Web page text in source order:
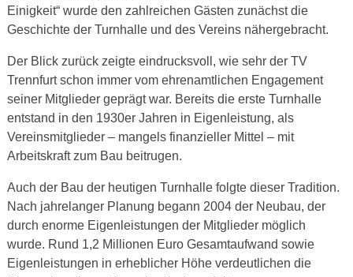
Einigkeit“ wurde den zahlreichen Gästen zunächst die
Geschichte der Turnhalle und des Vereins nähergebracht.
Der Blick zurück zeigte eindrucksvoll, wie sehr der TV
Trennfurt schon immer vom ehrenamtlichen Engagement
seiner Mitglieder geprägt war. Bereits die erste Turnhalle
entstand in den 1930er Jahren in Eigenleistung, als
Vereinsmitglieder – mangels finanzieller Mittel – mit
Arbeitskraft zum Bau beitrugen.
Auch der Bau der heutigen Turnhalle folgte dieser Tradition.
Nach jahrelanger Planung begann 2004 der Neubau, der
durch enorme Eigenleistungen der Mitglieder möglich
wurde. Rund 1,2 Millionen Euro Gesamtaufwand sowie
Eigenleistungen in erheblicher Höhe verdeutlichen die